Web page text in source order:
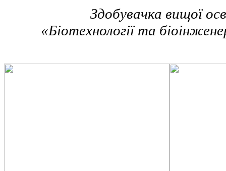
Здобувачка вищої
«Біотехнології та